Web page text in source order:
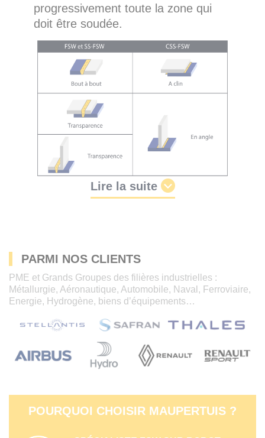
progressivement toute la zone qui
doit être soudée.
Lire la suite
PARMI NOS CLIENTS
PME et Grands Groupes des filières industrielles :
Métallurgie, Aéronautique, Automobile, Naval, Ferroviaire,
Energie, Hydrogène, biens d’équipements…
POURQUOI CHOISIR MAUPERTUIS ?